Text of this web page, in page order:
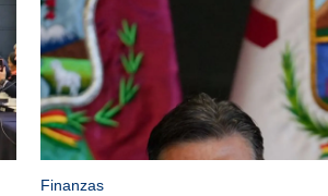
Finanzas